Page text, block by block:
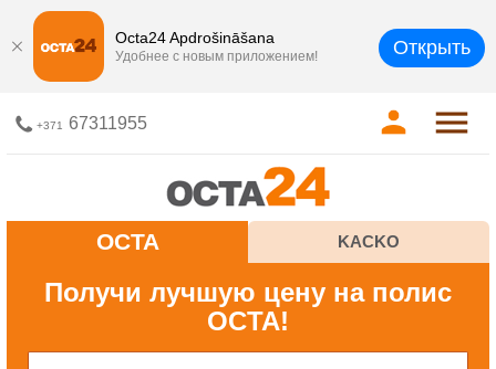
Octa24 Apdrošināšana
Удобнее с новым приложением! Открыть
+371 67311955
OCTA KACKO
Получи лучшую цену на полис
OCTA!